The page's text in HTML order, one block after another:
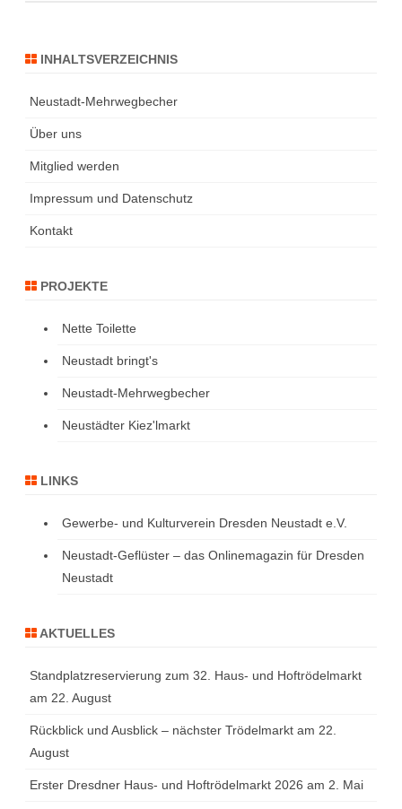
INHALTSVERZEICHNIS
Neustadt-Mehrwegbecher
Über uns
Mitglied werden
Impressum und Datenschutz
Kontakt
PROJEKTE
Nette Toilette
Neustadt bringt's
Neustadt-Mehrwegbecher
Neustädter Kiez'lmarkt
LINKS
Gewerbe- und Kulturverein Dresden Neustadt e.V.
Neustadt-Geflüster – das Onlinemagazin für Dresden
Neustadt
AKTUELLES
Standplatzreservierung zum 32. Haus- und Hoftrödelmarkt
am 22. August
Rückblick und Ausblick – nächster Trödelmarkt am 22.
August
Erster Dresdner Haus- und Hoftrödelmarkt 2026 am 2. Mai